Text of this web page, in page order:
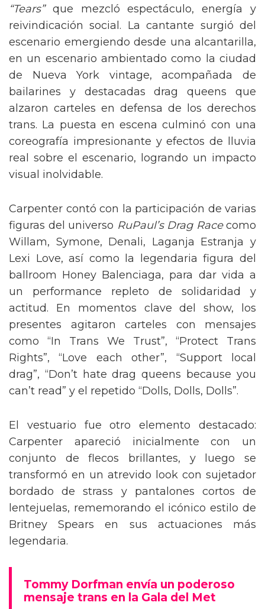
“Tears”que mezcló espectáculo, energía y
reivindicación social. La cantante surgió del
escenario emergiendo desde una alcantarilla,
en un escenario ambientado como la ciudad
de Nueva York vintage, acompañada de
bailarines y destacadas drag queens que
alzaron carteles en defensa de los derechos
trans. La puesta en escena culminó con una
coreografía impresionante y efectos de lluvia
real sobre el escenario, logrando un impacto
visual inolvidable.
Carpenter contó con la participación de varias
figuras del universo RuPaul’s Drag Racecomo
Willam, Symone, Denali, Laganja Estranja y
Lexi Love, así como la legendaria figura del
ballroom Honey Balenciaga, para dar vida a
un performance repleto de solidaridad y
actitud. En momentos clave del show, los
presentes agitaron carteles con mensajes
como “In Trans We Trust”, “Protect Trans
Rights”, “Love each other”, “Support local
drag”, “Don’t hate drag queens because you
can’t read” y el repetido “Dolls, Dolls, Dolls”.
El vestuario fue otro elemento destacado:
Carpenter apareció inicialmente con un
conjunto de flecos brillantes, y luego se
transformó en un atrevido look con sujetador
bordado de strass y pantalones cortos de
lentejuelas, rememorando el icónico estilo de
Britney Spears en sus actuaciones más
legendaria.
Tommy Dorfman envía un poderoso
mensaje trans en la Gala del Met